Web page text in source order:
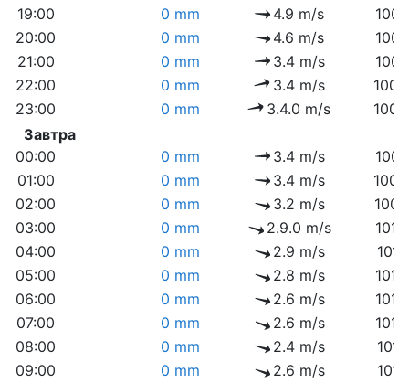
19:00
0 mm 4.9 m/s
20:00
0 mm 4.6 m/s
21:00
0 mm 3.4 m/s
22:00
0 mm 3.4 m/s
23:00
0 mm 3.4.0 m/s
Завтра
00:00
0 mm 3.4 m/s
01:00
0 mm 3.4 m/s
02:00
0 mm 3.2 m/s
03:00
0 mm 2.9.0 m/s
04:00
0 mm 2.9 m/s
05:00
0 mm 2.8 m/s
06:00
0 mm 2.6 m/s
07:00
0 mm 2.6 m/s
08:00
0 mm 2.4 m/s
09:00
0 mm 2.6 m/s